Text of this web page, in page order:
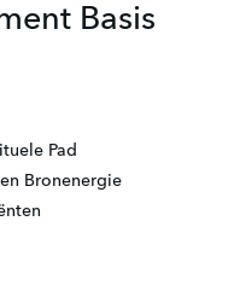
Basis
Pad
Bronenergie